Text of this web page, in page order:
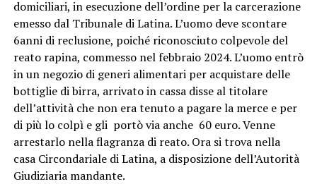
domiciliari, in esecuzione dell’ordine per la carcerazione
emesso dal Tribunale di Latina. L’uomo deve scontare
6anni di reclusione, poiché riconosciuto colpevole del
reato rapina, commesso nel febbraio 2024. L’uomo entrò
in un negozio di generi alimentari per acquistare delle
bottiglie di birra, arrivato in cassa disse al titolare
dell’attività che non era tenuto a pagare la merce e per
di più lo colpì e gli portò via anche 60 euro. Venne
arrestarlo nella flagranza di reato. Ora si trova nella
casa Circondariale di Latina, a disposizione dell’Autorità
Giudiziaria mandante.